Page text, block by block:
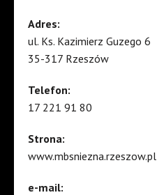
Adres:
ul. Ks. Kazimierz Guzego 6
35-317 Rzeszów
Telefon:
17 221 91 80
Strona:
www.mbsniezna.rzeszow.pl
e-mail: